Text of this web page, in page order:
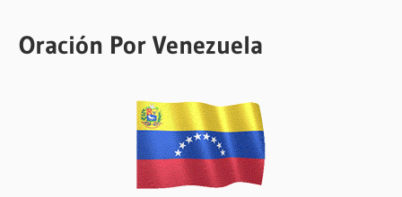
Oración Por Venezuela